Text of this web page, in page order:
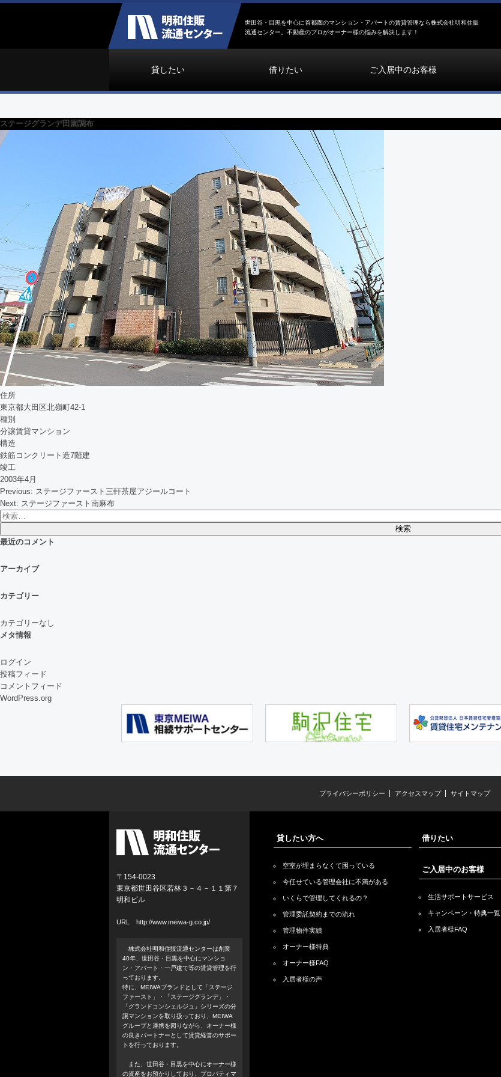
世田谷・目黒を中心に首都圏のマンション・アパートの賃貸管理なら株式会社明和住販
流通センター。不動産のプロがオーナー様の悩みを解決します！
貸したい 借りたい ご入居中のお客様
ステージグランデ田園調布
住所
東京都大田区北嶺町42-1
種別
分譲賃貸マンション
構造
鉄筋コンクリート造7階建
竣工
2003年4月
投
稿
ナ
ビ
ゲ
ョ
Previous: ステージファースト三軒茶屋アジールコート
Next: ステージファースト南麻布
検
索:
最近のコメント
アーカイブ
カテゴリー
カテゴリーなし
メタ情報
ログイン
投稿フィード
コメントフィード
WordPress.org
プライバシーポリシー アクセスマップ サイトマップ
〒154-0023
東京都世田谷区若林３－４－１１第７
明和ビル
URL http://www.meiwa-g.co.jp/
株式会社明和住販流通センターは創業
40年、世田谷・目黒を中心にマンショ
ン・アパート・一戸建て等の賃貸管理を行
っております。
特に、MEIWAブランドとして「ステージ
ファースト」・「ステージグランデ」・
「グランドコンシェルジュ」シリーズの分
譲マンションを取り扱っており、MEIWA
グループと連携を図りながら、オーナー様
の良きパートナーとして賃貸経営のサポー
トを行っております。
また、世田谷・目黒を中心にオーナー様
の資産をお預かりしており、プロパティマ
貸したい方へ
空室が埋まらなくて困っている
今任せている管理会社に不満がある
いくらで管理してくれるの？
管理委託契約までの流れ
管理物件実績
オーナー様特典
オーナー様FAQ
入居者様の声
借りたい
ご入居中のお客様
生活サポートサービス
キャンペーン・特典一覧
入居者様FAQ